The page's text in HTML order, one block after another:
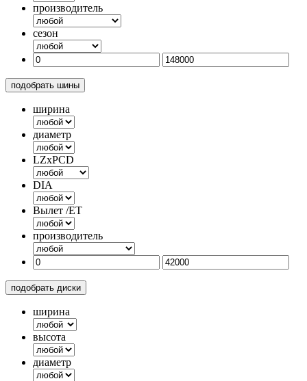
производитель
сезон
подобрать шины
ширина
диаметр
LZxPCD
DIA
Вылет /ET
производитель
подобрать диски
ширина
высота
диаметр